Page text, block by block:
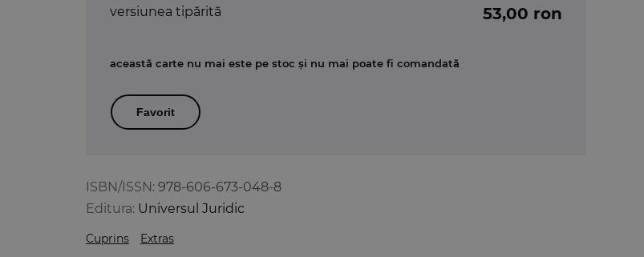
ISBN/ISSN: 978-606-673-048-8
Editura: Universul Juridic
Cuprins Extras
versiunea tipărită 53,00 ron
această carte nu mai este pe stoc și nu mai poate fi comandată
Favorit